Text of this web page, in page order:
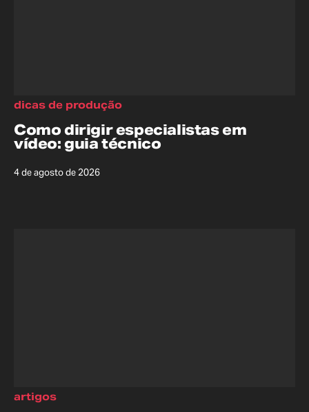
Como dirigir especialistas em
vídeo: guia técnico
4 de agosto de 2026
dicas de produção
artigos